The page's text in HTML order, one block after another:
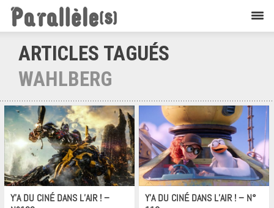
ARTICLES TAGUÉS
WAHLBERG
Cinéma
Y’A DU CINÉ DANS L’AIR ! –
Cinéma
Y’A DU CINÉ DANS L’AIR ! – N°